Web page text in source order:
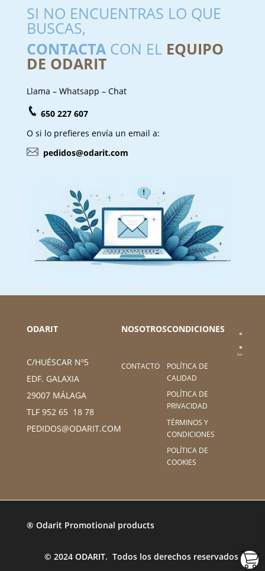
SI NO ENCUENTRAS LO QUE
BUSCAS,
CONTACTACON EL EQUIPO
DE ODARIT
Llama – Whatsapp – Chat
650 227 607
O si lo prefieres envía un email a:
pedidos@odarit.com
ODARIT
C/HUÉSCAR Nº5
EDF. GALAXIA
29007 MÁLAGA
TLF 952 65 18 78
PEDIDOS@ODARIT.COM
NOSOTROS
CONTACTO
CONDICIONES
POLÍTICA DE
CALIDAD
POLÍTICA DE
PRIVACIDAD
TÉRMINOS Y
CONDICIONES
POLÍTICA DE
COOKIES
® Odarit Promotional products
© 2024 ODARIT. Todos los derechos reservados